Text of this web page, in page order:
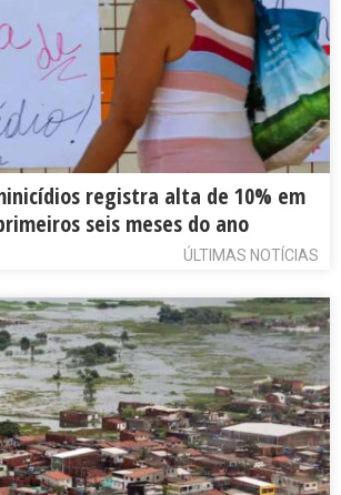
registra alta de 10% em
seis meses do ano
ÚLTIMAS NOTÍCIAS